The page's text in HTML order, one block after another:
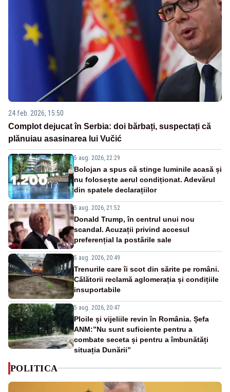
24 feb. 2026, 15:50
Complot dejucat în Serbia: doi bărbați, suspectați că
plănuiau asasinarea lui Vučić
5 aug. 2026, 22:29
Bolojan a spus că stinge luminile acasă și
nu folosește aerul condiționat. Adevărul
din spatele declarațiilor
5 aug. 2026, 21:52
Donald Trump, în centrul unui nou
scandal. Acuzații privind accesul
preferențial la postările sale
5 aug. 2026, 20:49
Trenurile care îi scot din sărite pe români.
Călătorii reclamă aglomerația și condițiile
insuportabile
5 aug. 2026, 20:47
Ploile și vijeliile revin în România. Șefa
ANM:”Nu sunt suficiente pentru a
combate seceta și pentru a îmbunătăți
situația Dunării”
POLITICA